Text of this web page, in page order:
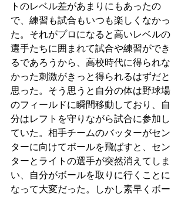
トのレベル差があまりにもあったの
で、練習も試合もいつも楽しくなかっ
た。それがプロになると高いレベルの
選手たちに囲まれて試合や練習ができ
るであろうから、高校時代に得られな
かった刺激がきっと得られるはずだと
思った。そう思うと自分の体は野球場
のフィールドに瞬間移動しており、自
分はレフトを守りながら試合に参加し
ていた。相手チームのバッターがセン
ターに向けてボールを飛ばすと、セン
ターとライトの選手が突然消えてしま
い、自分がボールを取りに行くことに
なって大変だった。しかし素早くボー